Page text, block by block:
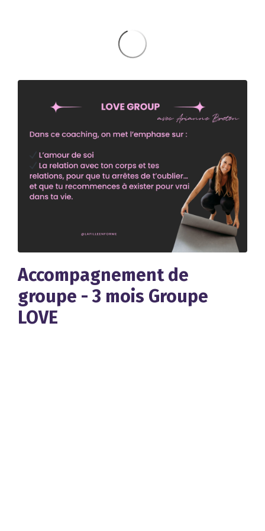
Accompagnement de
groupe - 3 mois Groupe
LOVE